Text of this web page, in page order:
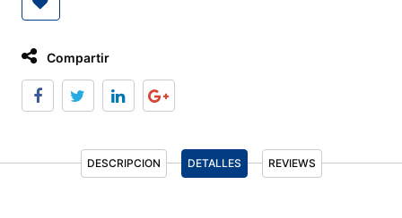
Compartir
DESCRIPCION DETALLES REVIEWS